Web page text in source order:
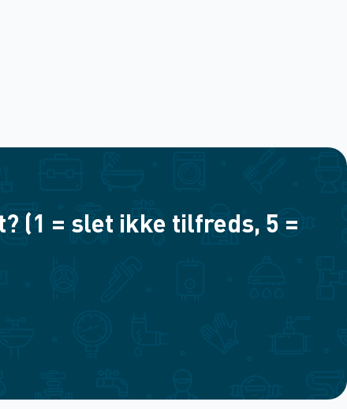
(1 = slet ikke tilfreds, 5 =